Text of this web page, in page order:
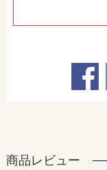
商品レビュー